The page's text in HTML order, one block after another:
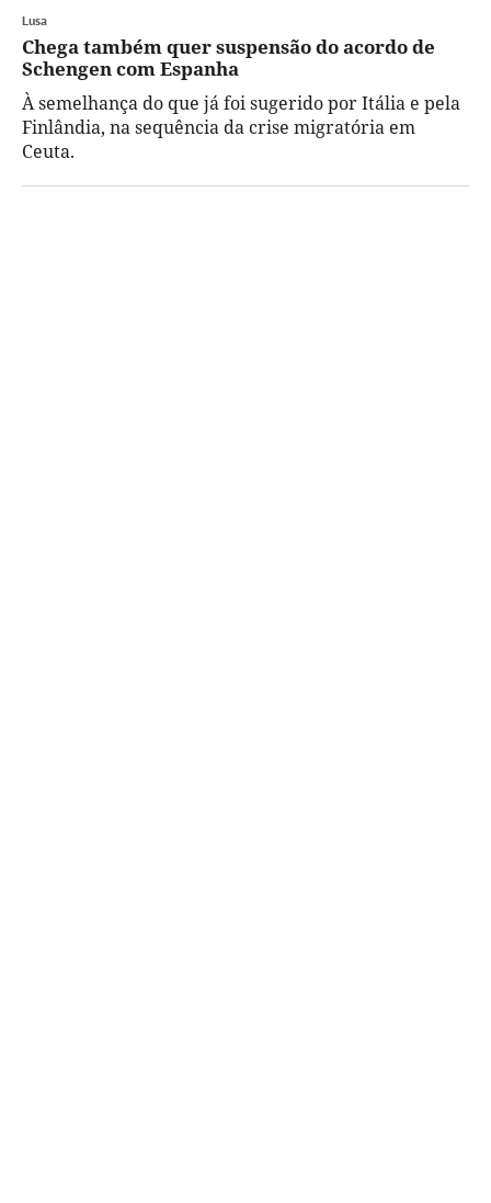
Lusa
Chega também quer suspensão do acordo de
Schengen com Espanha
À semelhança do que já foi sugerido por Itália e pela
Finlândia, na sequência da crise migratória em
Ceuta.